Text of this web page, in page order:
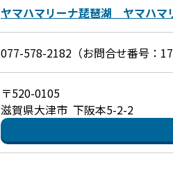
ヤマハマリーナ琵琶湖 ヤマハマ
077-578-2182（お問合せ番号：
〒520-0105
滋賀県大津市 下阪本5-2-2